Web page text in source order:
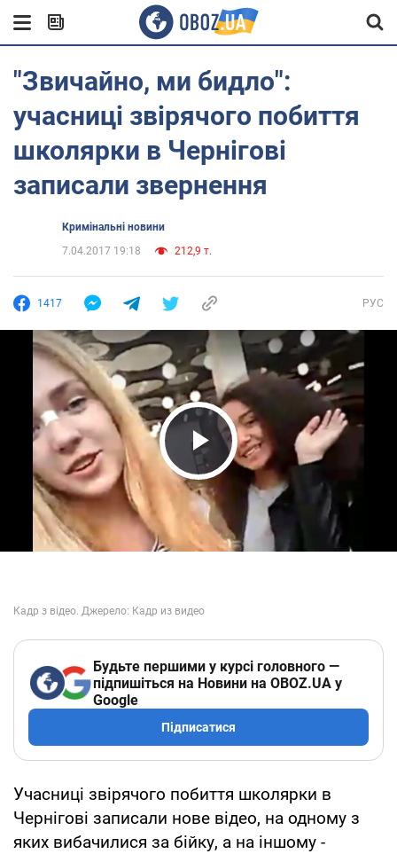
"Звичайно, ми бидло":
учасниці звірячого побиття
школярки в Чернігові
записали звернення
Кримінальні новини
7.04.2017 19:18
212,9 т.
1417 РУС
Play Video
Будьте першими у курсі головного —
підпишіться на Новини на OBOZ.UA у
Google
Підписатися
Учасниці звірячого побиття школярки в
Чернігові записали нове відео, на одному з
яких вибачилися за бійку, а на іншому -